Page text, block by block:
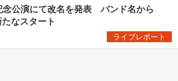
念公演にて改名を発表 バンド名から
たなスタート
ライブレポート